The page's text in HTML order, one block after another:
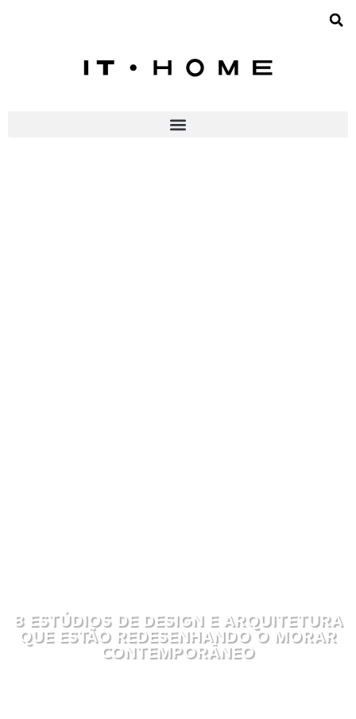
8 ESTÚDIOS DE DESIGN E ARQUITETURA
QUE ESTÃO REDESENHANDO O MORAR
CONTEMPORÂNEO